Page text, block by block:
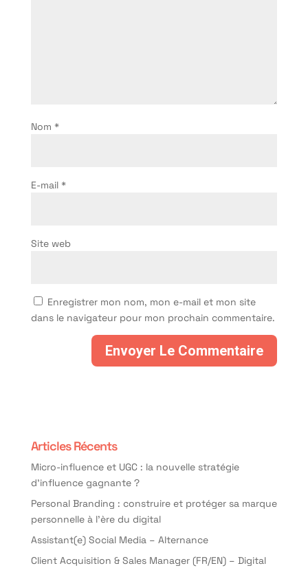
Nom *
E-mail *
Site web
Enregistrer mon nom, mon e-mail et mon site
dans le navigateur pour mon prochain commentaire.
Articles Récents
Micro-influence et UGC : la nouvelle stratégie
d’influence gagnante ?
Personal Branding : construire et protéger sa marque
personnelle à l’ère du digital
Assistant(e) Social Media – Alternance
Client Acquisition & Sales Manager (FR/EN) – Digital